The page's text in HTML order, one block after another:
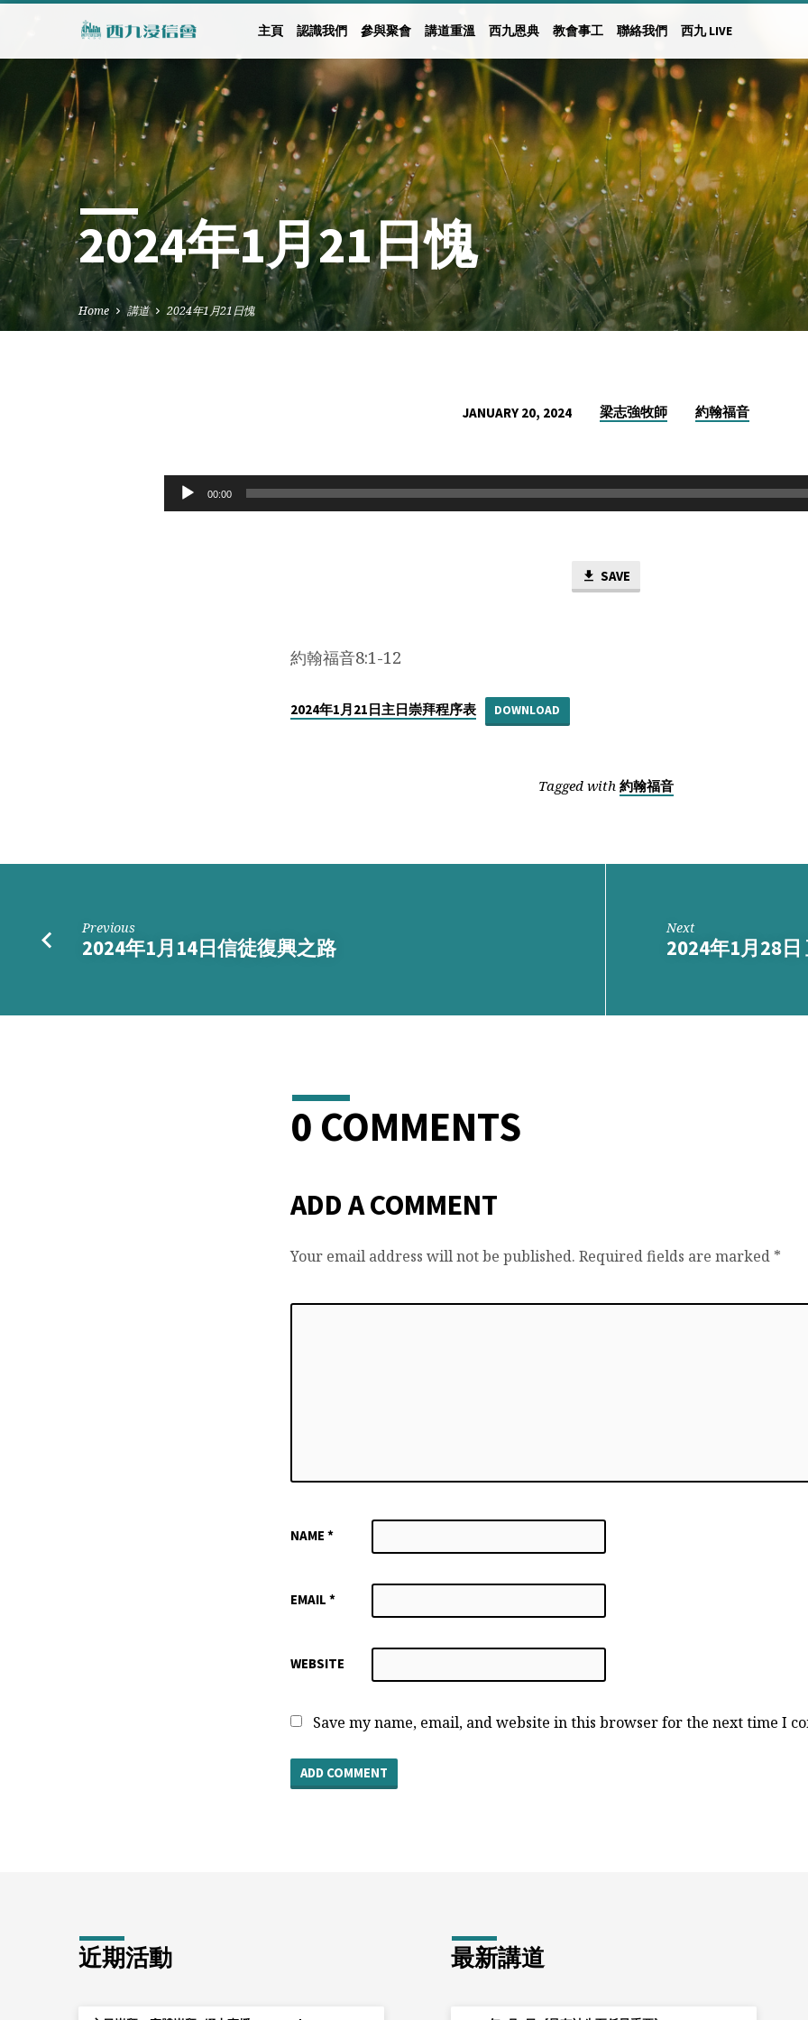
主頁 認識我們 參與聚會 講道重溫 西九恩典 教會事工 聯絡我們 西九 LIVE
2024年1月21日愧
Home 講道 2024年1月21日愧
JANUARY 20, 2024 梁志強牧師 約翰福音
Audio
Player
00:00
SAVE
約翰福音8:1-12
2024年1月21日主日崇拜程序表 DOWNLOAD
Tagged with 約翰福音
Previous
2024年1月14日信徒復興之路
Next
2024年1月28日
0 COMMENTS
ADD A COMMENT
Your email address will not be published. Required fields are marked *
NAME *
EMAIL *
WEBSITE
Save my name, email, and website in this browser for the next time I
近期活動 最新講道